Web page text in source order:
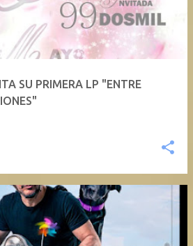
SU PRIMERA LP "ENTRE